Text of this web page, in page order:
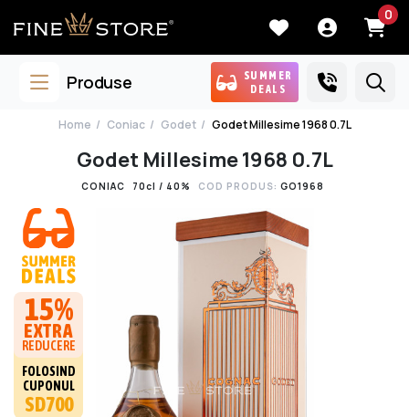
0
Produse
SUMMER
DEALS
Home Coniac Godet Godet Millesime 1968 0.7L
Godet Millesime 1968 0.7L
CONIAC 70cl / 40% COD PRODUS: GO1968
15%
EXTRA
REDUCERE
FOLOSIND
CUPONUL
SD700